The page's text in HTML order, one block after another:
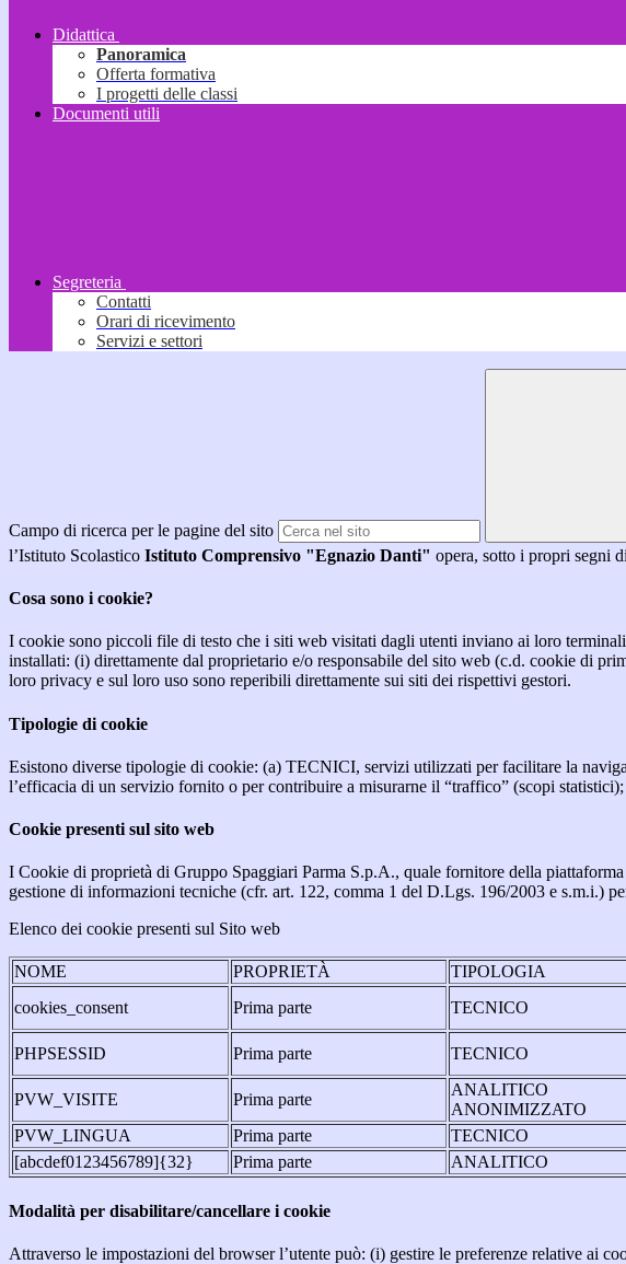
Didattica
Panoramica
Offerta formativa
I progetti delle classi
Documenti utili
Segreteria
Contatti
Orari di ricevimento
Servizi e settori
Campo di ricerca per le pagine del sito
l’Istituto Scolastico Istituto Comprensivo "Egnazio Danti" opera, sotto i propri segni
Cosa sono i cookie?
I cookie sono piccoli file di testo che i siti web visitati dagli utenti inviano ai loro
installati: (i) direttamente dal proprietario e/o responsabile del sito web (c.d. cookie di
loro privacy e sul loro uso sono reperibili direttamente sui siti dei rispettivi gestori.
Tipologie di cookie
Esistono diverse tipologie di cookie: (a) TECNICI, servizi utilizzati per facilitare la
l’efficacia di un servizio fornito o per contribuire a misurarne il “traffico” (scopi
Cookie presenti sul sito web
I Cookie di proprietà di Gruppo Spaggiari Parma S.p.A., quale fornitore della
gestione di informazioni tecniche (cfr. art. 122, comma 1 del D.Lgs. 196/2003 e s.m.i.)
Elenco dei cookie presenti sul Sito web
NOME PROPRIETÀ TIPOLOGIA
cookies_consent
Prima parte TECNICO
PHPSESSID Prima parte TECNICO
PVW_VISITE Prima parte
ANALITICO
ANONIMIZZATO
PVW_LINGUA
Prima parte TECNICO
[abcdef0123456789]{32}
Prima parte ANALITICO
Modalità per disabilitare/cancellare i cookie
Attraverso le impostazioni del browser l’utente può: (i) gestire le preferenze relative ai